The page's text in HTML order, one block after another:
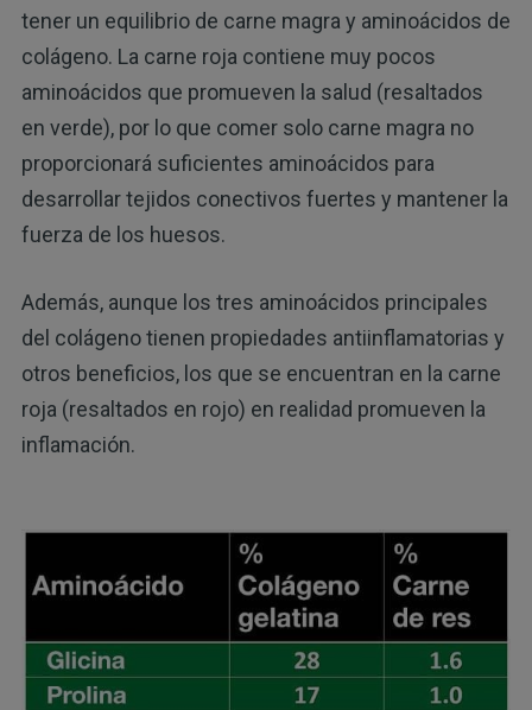
tener un equilibrio de carne magra y aminoácidos de
colágeno. La carne roja contiene muy pocos
aminoácidos que promueven la salud (resaltados
en verde), por lo que comer solo carne magra no
proporcionará suficientes aminoácidos para
desarrollar tejidos conectivos fuertes y mantener la
fuerza de los huesos.
Además, aunque los tres aminoácidos principales
del colágeno tienen propiedades antiinflamatorias y
otros beneficios, los que se encuentran en la carne
roja (resaltados en rojo) en realidad promueven la
inflamación.